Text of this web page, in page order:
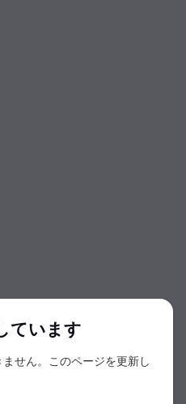
ています
せん。このページを更新し